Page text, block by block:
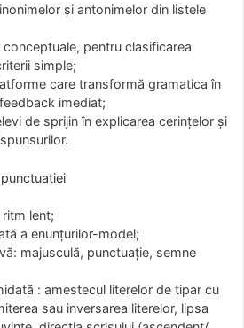
și antonimelor din listele
pentru clasificarea
simple;
care transformă gramatica în
imediat;
de sprijin în explicarea cerințelor și
lent;
a enunțurilor-model;
majusculă, punctuație, semne
: amestecul literelor de tipar cu
sau inversarea literelor, lipsa